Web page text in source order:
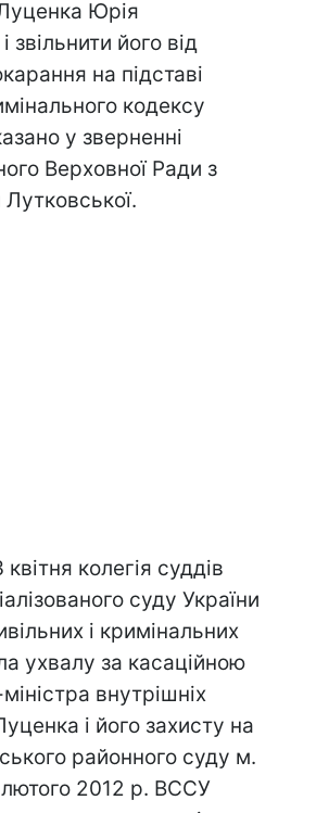
Юрія
звільнити його від
на підставі
кодексу
у зверненні
Верховної Ради з
колегія суддів
суду України
і кримінальних
ухвалу за касаційною
внутрішніх
і його захисту на
районного суду м.
лютого 2012 р. ВССУ